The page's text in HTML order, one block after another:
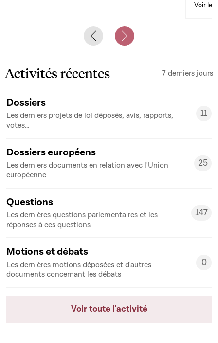
Voir le
Previous slideNext slide
Activités récentes 7 derniers jours
Dossiers
Les derniers projets de loi déposés, avis, rapports,
votes...
11
11
Dossiers européens
Les derniers documents en relation avec l'Union
européenne
25
25
Questions
Les dernières questions parlementaires et les
réponses à ces questions
147
147
Motions et débats
Les dernières motions déposées et d'autres
documents concernant les débats
0
0
Voir toute l'activité